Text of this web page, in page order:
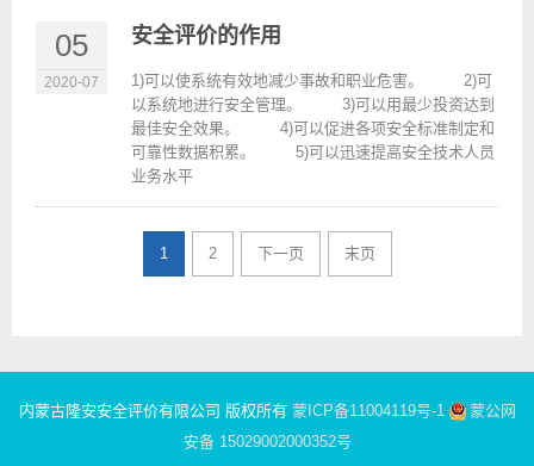
05
2020-07
安全评价的作用
1)可以使系统有效地减少事故和职业危害。 2)可
以系统地进行安全管理。 3)可以用最少投资达到
最佳安全效果。 4)可以促进各项安全标准制定和
可靠性数据积累。 5)可以迅速提高安全技术人员
业务水平
1 2 下一页 末页
内蒙古隆安安全评价有限公司 版权所有 蒙ICP备11004119号-1
蒙公网
安备 15029002000352号